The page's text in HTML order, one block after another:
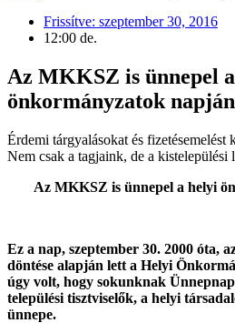
Frissítve: szeptember 30, 2016
12:00 de.
Az MKKSZ is ünnepel
önkormányzatok napján
Érdemi tárgyalásokat és
Nem csak a tagjaink, de a kistelepülési
Az MKKSZ is ünnepel a helyi
Ez a nap, szeptember 30. 2000 óta,
döntése alapján lett a Helyi
úgy volt, hogy sokunknak
települési tisztviselők, a helyi
ünnepe.